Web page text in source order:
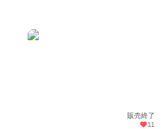
販売終了
11